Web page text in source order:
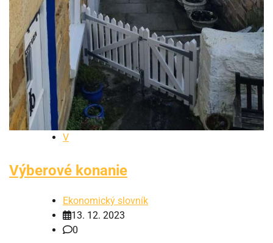
V
Výberové konanie
Ekonomický slovník
13. 12. 2023
0